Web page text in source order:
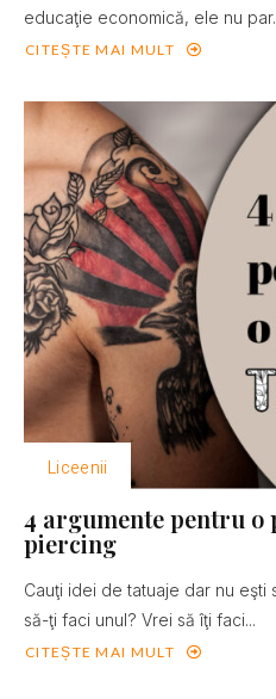
educaţie economică, ele nu
CITEȘTE MAI MULT
Liceenii
4 argumente pentru o
piercing
Cauţi idei de tatuaje dar nu
să-ţi faci unul? Vrei să îţi faci...
CITEȘTE MAI MULT